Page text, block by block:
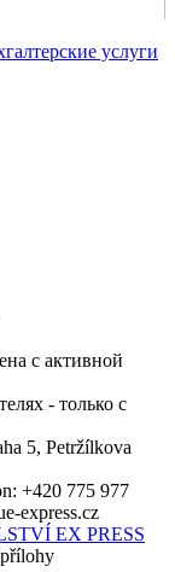
с активной
- только с
5, Petržílkova
+420 775 977
express.cz
EX PRESS